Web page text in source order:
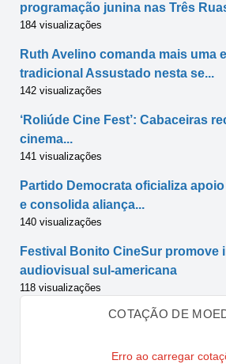
programação junina nas Três
184 visualizações
Ruth Avelino comanda mais uma
tradicional Assustado nesta se...
142 visualizações
‘Roliúde Cine Fest’: Cabaceiras
cinema...
141 visualizações
Partido Democrata oficializa
e consolida aliança...
140 visualizações
Festival Bonito CineSur promove
audiovisual sul-americana
118 visualizações
COTAÇÃO DE
Erro ao carregar